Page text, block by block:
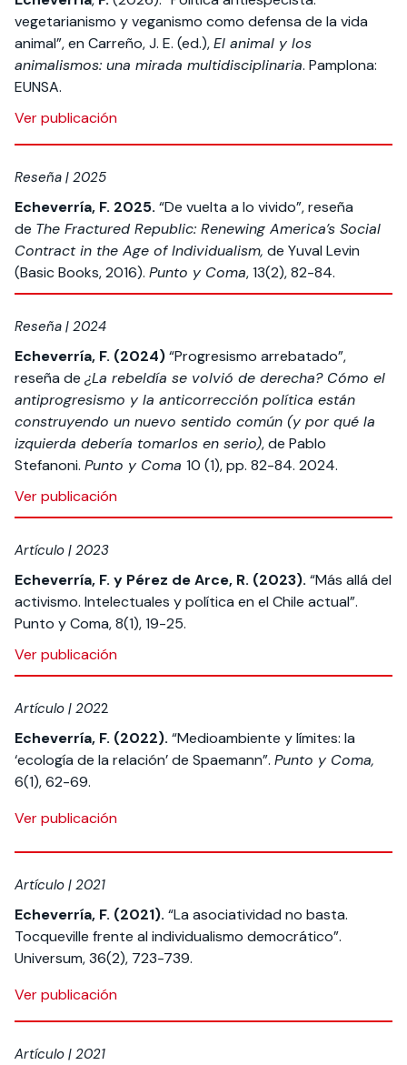
vegetarianismo y veganismo como defensa de la vida
animal”, en Carreño, J. E. (ed.),El animal y los
animalismos: una mirada multidisciplinaria. Pamplona:
EUNSA.
Ver publicación
Reseña | 2025
Echeverría, F. 2025. “De vuelta a lo vivido”, reseña
de The Fractured Republic: Renewing America’s Social
Contract in the Age of Individualism, de Yuval Levin
(Basic Books, 2016). Punto y Coma, 13(2), 82-84.
Reseña | 2024
Echeverría, F. (2024)“Progresismo arrebatado”,
reseña de ¿La rebeldía se volvió de derecha? Cómo el
antiprogresismo y la anticorrección política están
construyendo un nuevo sentido común (y por qué la
izquierda debería tomarlos en serio), de Pablo
Stefanoni. Punto y Coma 10 (1), pp. 82-84. 2024.
Ver publicación
Artículo | 2023
Echeverría, F. y Pérez de Arce, R. (2023). “Más allá del
activismo. Intelectuales y política en el Chile actual”.
Punto y Coma, 8(1), 19-25.
Ver publicación
Artículo | 2022
Echeverría, F. (2022). “Medioambiente y límites: la
‘ecología de la relación’ de Spaemann”. Punto y Coma,
6(1), 62-69.
Ver publicación
Artículo | 2021
Echeverría, F. (2021). “La asociatividad no basta.
Tocqueville frente al individualismo democrático”.
Universum, 36(2), 723-739.
Ver publicación
Artículo | 2021